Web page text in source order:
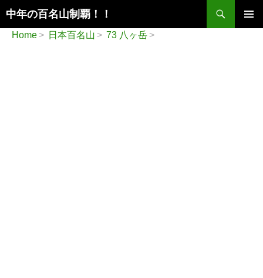
中年の百名山制覇！！
検
索
ンHome 日本百名山 73 八ヶ岳